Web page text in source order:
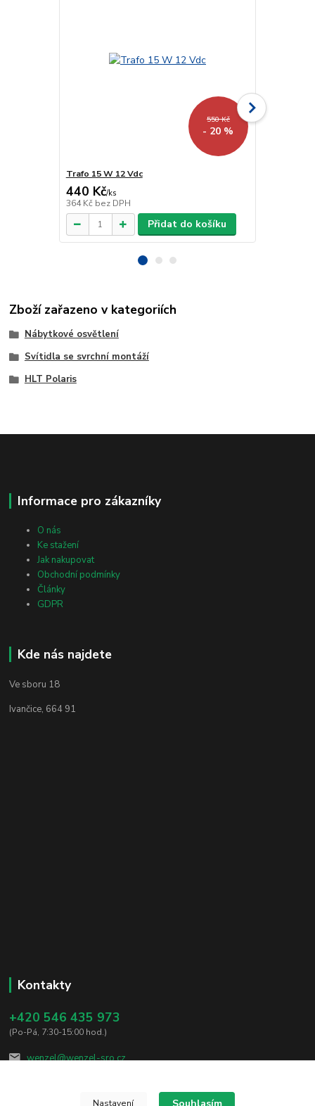
550 Kč
- 20 %
Trafo 15 W 12 Vdc
440 Kč/ks
364 Kč bez DPH
Přidat do košíku
Zboží zařazeno v kategoriích
Nábytkové osvětlení
Svítidla se svrchní montáží
HLT Polaris
Informace pro zákazníky
O nás
Ke stažení
Jak nakupovat
Obchodní podmínky
Články
GDPR
Kde nás najdete
Ve sboru 18
Ivančice, 664 91
Kontakty
+420 546 435 973
(Po-Pá, 7:30-15:00 hod.)
wenzel@wenzel-sro.cz
Nastavení